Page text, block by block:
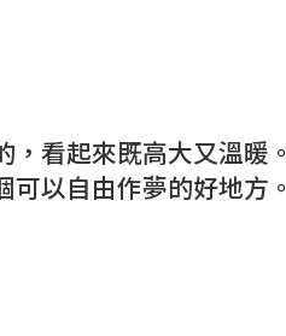
看起來既高大又溫暖。
以自由作夢的好地方。